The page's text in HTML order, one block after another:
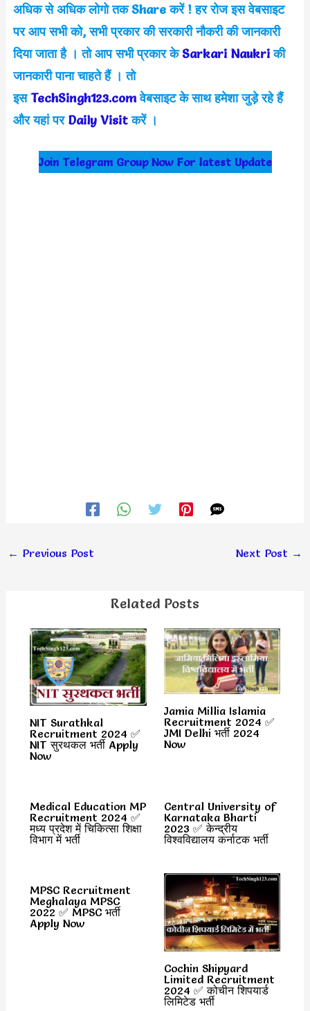
अधिक से अधिक लोगो तक Share करें ! हर रोज इस वेबसाइट
पर आप सभी को, सभी प्रकार की सरकारी नौकरी की जानकारी
दिया जाता है । तो आप सभी प्रकार केSarkari Naukriकी
जानकारी पाना चाहते हैं । तो
इस TechSingh123.comवेबसाइट के साथ हमेशा जुड़े रहे हैं
और यहां पर Daily Visitकरें ।
Join Telegram Group Now For latest Update
← Previous Post Next Post →
Related Posts
NIT Surathkal
Recruitment 2024 ✅
NIT सुरथकल भर्ती Apply
Now
Jamia Millia Islamia
Recruitment 2024 ✅
JMI Delhi भर्ती 2024
Now
Medical Education MP
Recruitment 2024 ✅
मध्य प्रदेश में चिकित्सा शिक्षा
विभाग में भर्ती
Central University of
Karnataka Bharti
2023 ✅ केन्द्रीय
विश्वविद्यालय कर्नाटक भर्ती
MPSC Recruitment
Meghalaya MPSC
2022 ✅ MPSC भर्ती
Apply Now
Cochin Shipyard
Limited Recruitment
2024 ✅ कोचीन शिपयार्ड
लिमिटेड भर्ती